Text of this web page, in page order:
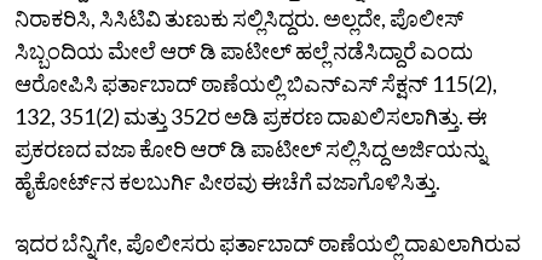
ನಿರಾಕರಿಸಿ, ಸಿಸಿಟಿವಿ ತುಣುಕು ಸಲ್ಲಿಸಿದ್ದರು. ಅಲ್ಲದೇ, ಪೊಲೀಸ್‌
ಸಿಬ್ಬಂದಿಯ ಮೇಲೆ ಆರ್‌ ಡಿ ಪಾಟೀಲ್ ಹಲ್ಲೆ ನಡೆಸಿದ್ದಾರೆ ಎಂದು
ಆರೋಪಿಸಿ ಫರ್ತಾಬಾದ್‌ ಠಾಣೆಯಲ್ಲಿ ಬಿಎನ್‌ಎಸ್‌ ಸೆಕ್ಷನ್‌ 115(2),
132, 351(2) ಮತ್ತು 352ರ ಅಡಿ ಪ್ರಕರಣ ದಾಖಲಿಸಲಾಗಿತ್ತು. ಈ
ಪ್ರಕರಣದ ವಜಾ ಕೋರಿ ಆರ್‌ ಡಿ ಪಾಟೀಲ್‌ ಸಲ್ಲಿಸಿದ್ದ ಅರ್ಜಿಯನ್ನು
ಹೈಕೋರ್ಟ್‌ನ ಕಲಬುರ್ಗಿ ಪೀಠವು ಈಚೆಗೆ ವಜಾಗೊಳಿಸಿತ್ತು.
ಇದರ ಬೆನ್ನಿಗೇ, ಪೊಲೀಸರು ಫರ್ತಾಬಾದ್‌ ಠಾಣೆಯಲ್ಲಿ ದಾಖಲಾಗಿರುವ